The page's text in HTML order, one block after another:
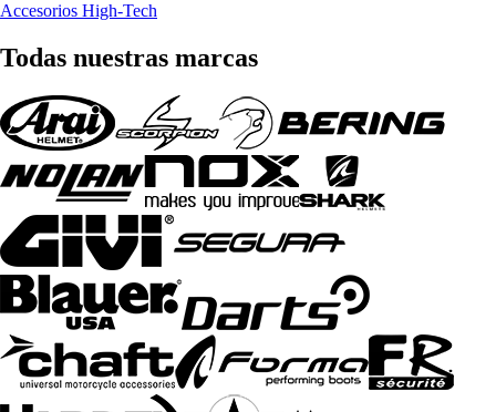
Accesorios High-Tech
Todas nuestras marcas